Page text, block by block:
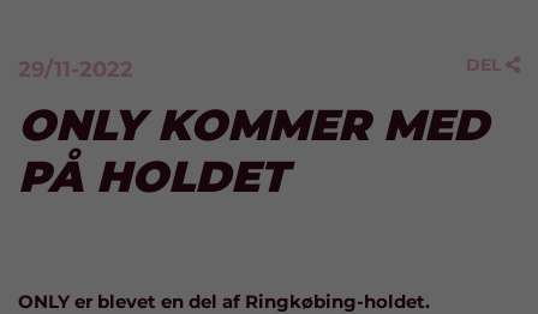
29/11-2022 DEL 
ONLY KOMMER MED
PÅ HOLDET
ONLY er blevet en del af Ringkøbing-holdet.